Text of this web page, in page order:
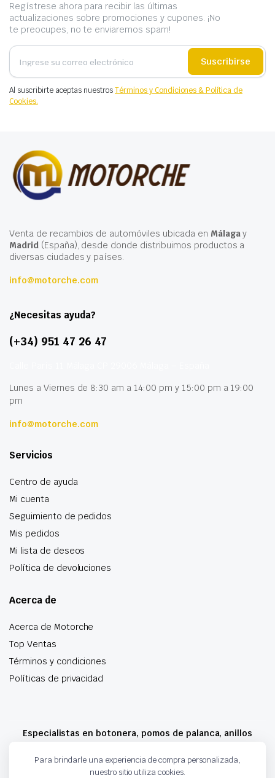
Regístrese ahora para recibir las últimas
actualizaciones sobre promociones y cupones. ¡No
te preocupes, no te enviaremos spam!
Suscribirse
Al suscribirte aceptas nuestrosTérminos y Condiciones & Política de
Cookies.
Venta de recambios de automóviles ubicada en Málagay
Madrid(España), desde donde distribuimos productos a
diversas ciudades y países.
info@motorche.com
¿Necesitas ayuda?
(+34) 951 47 26 47
Lunes a Viernes de 8:30 am a 14:00 pm y 15:00 pm a 19:00
pm
info@motorche.com
Servicios
Centro de ayuda
Mi cuenta
Seguimiento de pedidos
Mis pedidos
Mi lista de deseos
Política de devoluciones
Acerca de
Acerca de Motorche
Top Ventas
Términos y condiciones
Políticas de privacidad
Especialistas en botonera, pomos de palanca, anillos
Para brindarle una experiencia de compra personalizada,
nuestro sitio utiliza cookies.